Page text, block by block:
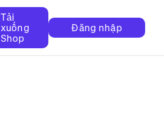
Tải
xuống
Shop
Đăng nhập